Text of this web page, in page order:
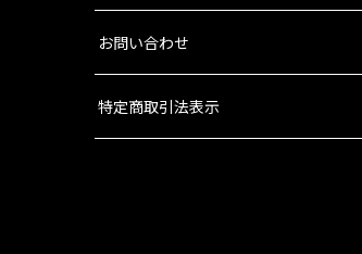
お問い合わせ
特定商取引法表示